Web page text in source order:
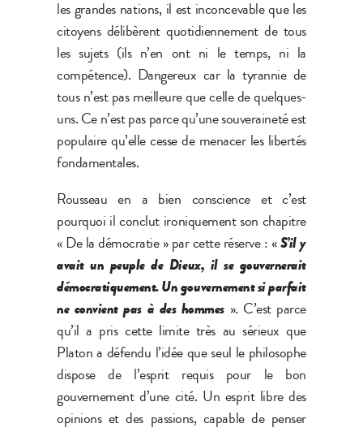
les grandes nations, il est inconcevable que les
citoyens délibèrent quotidiennement de tous
les sujets (ils n’en ont ni le temps, ni la
compétence). Dangereux car la tyrannie de
tous n’est pas meilleure que celle de quelques-
uns. Ce n’est pas parce qu’une souveraineté est
populaire qu’elle cesse de menacer les libertés
fondamentales.
Rousseau en a bien conscience et c’est
pourquoi il conclut ironiquement son chapitre
« De la démocratie » par cette réserve : «S’il y
avait un peuple de Dieux, il se gouvernerait
démocratiquement. Un gouvernement si parfait
ne convient pas à des hommes». C’est parce
qu’il a pris cette limite très au sérieux que
Platon a défendu l’idée que seul le philosophe
dispose de l’esprit requis pour le bon
gouvernement d’une cité. Un esprit libre des
opinions et des passions, capable de penser